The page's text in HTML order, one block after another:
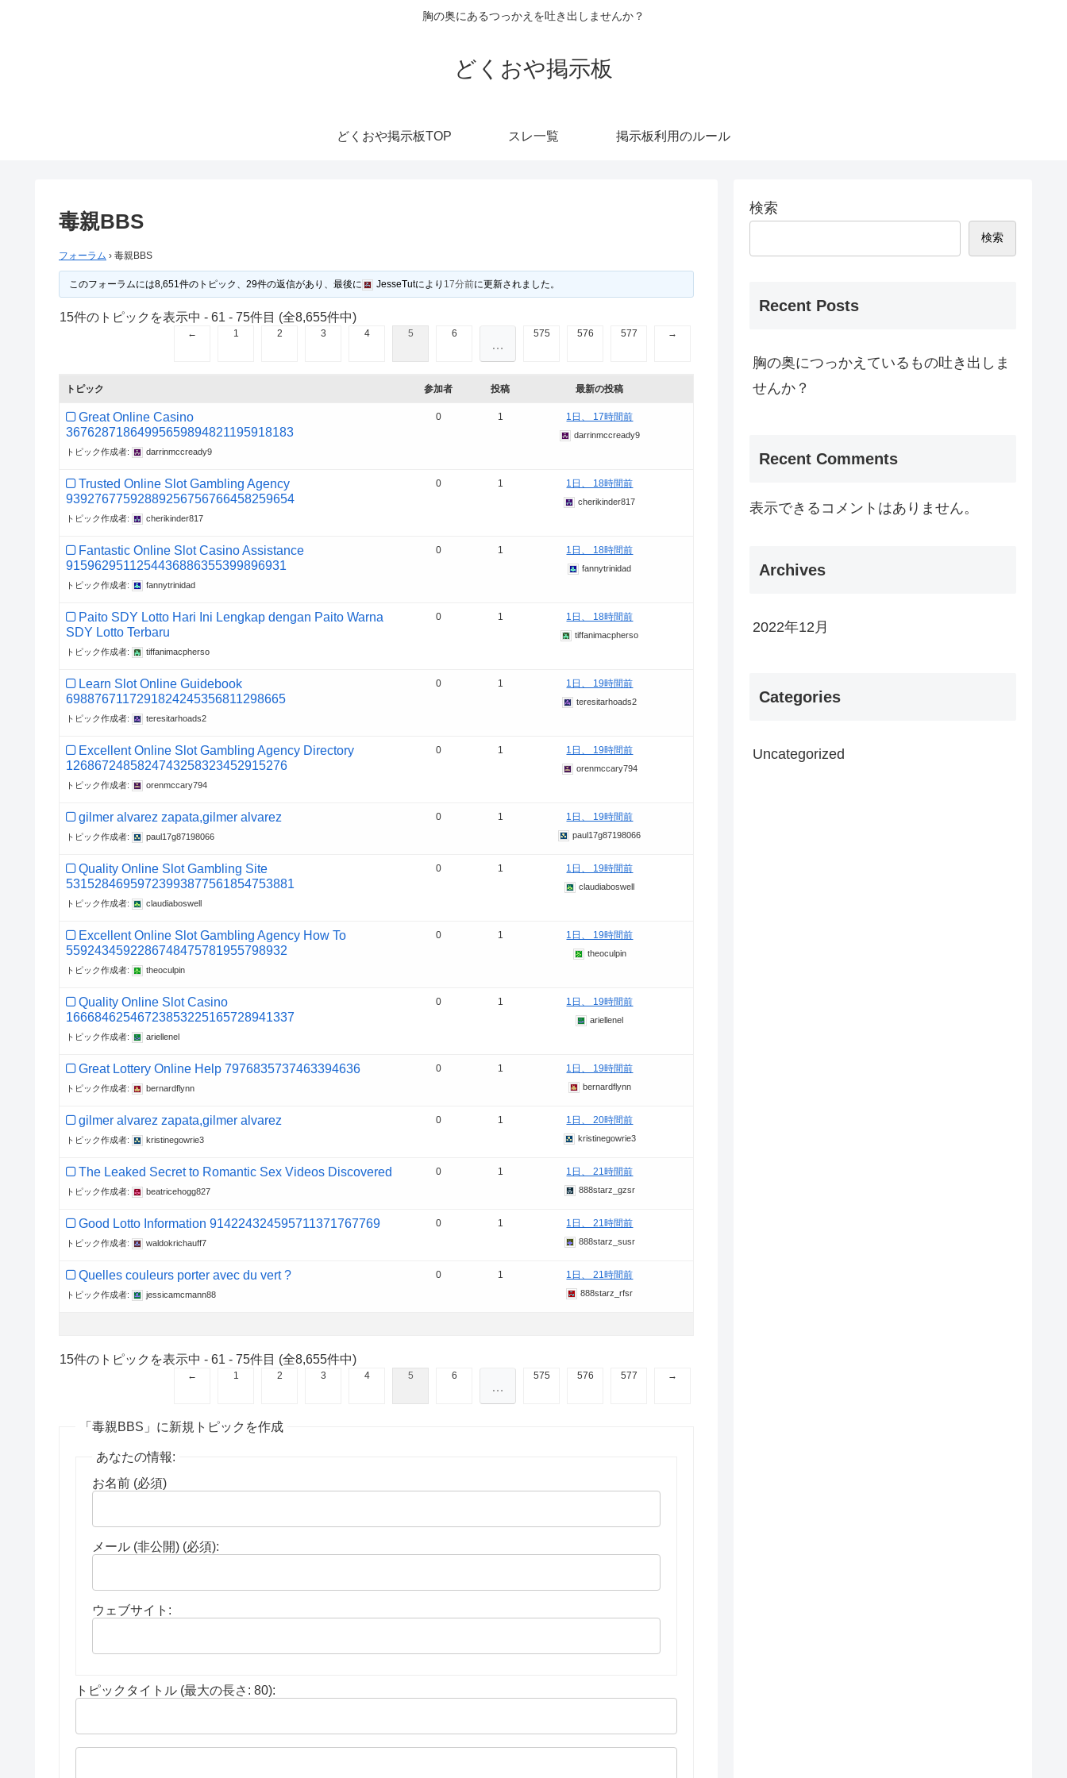
胸の奥にあるつっかえを吐き出しませんか？
どくおや掲示板
どくおや掲示板TOP スレ一覧 掲示板利用のルール
毒親BBS
フォーラム › 毒親BBS
このフォーラムには8,651件のトピック、29件の返信があり、最後に JesseTutにより 17分前に更新されました。
15件のトピックを表示中 - 61 - 75件目 (全8,655件中)
← 1 2 3 4 5 6
…
575 576 577 →
トピック 参加者 投稿 最新の投稿
Great Online Casino
36762871864995659894821195918183
トピック作成者: darrinmccready9
0 1 1日、 17時間前
darrinmccready9
Trusted Online Slot Gambling Agency
93927677592889256756766458259654
トピック作成者: cherikinder817
0 1 1日、 18時間前
cherikinder817
Fantastic Online Slot Casino Assistance
9159629511254436886355399896931
トピック作成者: fannytrinidad
0 1 1日、 18時間前
fannytrinidad
Paito SDY Lotto Hari Ini Lengkap dengan Paito Warna
SDY Lotto Terbaru
トピック作成者: tiffanimacpherso
0 1 1日、 18時間前
tiffanimacpherso
Learn Slot Online Guidebook
6988767117291824245356811298665
トピック作成者: teresitarhoads2
0 1 1日、 19時間前
teresitarhoads2
Excellent Online Slot Gambling Agency Directory
1268672485824743258323452915276
トピック作成者: orenmccary794
0 1 1日、 19時間前
orenmccary794
gilmer alvarez zapata,gilmer alvarez
トピック作成者: paul17g87198066
0 1 1日、 19時間前
paul17g87198066
Quality Online Slot Gambling Site
53152846959723993877561854753881
トピック作成者: claudiaboswell
0 1 1日、 19時間前
claudiaboswell
Excellent Online Slot Gambling Agency How To
5592434592286748475781955798932
トピック作成者: theoculpin
0 1 1日、 19時間前
theoculpin
Quality Online Slot Casino
16668462546723853225165728941337
トピック作成者: ariellenel
0 1 1日、 19時間前
ariellenel
Great Lottery Online Help 7976835737463394636
トピック作成者: bernardflynn
0 1 1日、 19時間前
bernardflynn
gilmer alvarez zapata,gilmer alvarez
トピック作成者: kristinegowrie3
0 1 1日、 20時間前
kristinegowrie3
The Leaked Secret to Romantic Sex Videos Discovered
トピック作成者: beatricehogg827
0 1 1日、 21時間前
888starz_gzsr
Good Lotto Information 914224324595711371767769
トピック作成者: waldokrichauff7
0 1 1日、 21時間前
888starz_susr
Quelles couleurs porter avec du vert ?
トピック作成者: jessicamcmann88
0 1 1日、 21時間前
888starz_rfsr
15件のトピックを表示中 - 61 - 75件目 (全8,655件中)
← 1 2 3 4 5 6
…
575 576 577 →
「毒親BBS」に新規トピックを作成
あなたの情報:
お名前 (必須)
メール (非公開) (必須):
ウェブサイト:
トピックタイトル (最大の長さ: 80):
検索
検索
Recent Posts
胸の奥につっかえているもの吐き出しま
せんか？
Recent Comments
表示できるコメントはありません。
Archives
2022年12月
Categories
Uncategorized